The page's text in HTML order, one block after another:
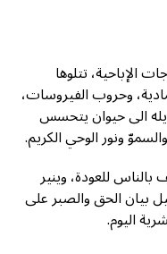
الإباحية، تتلوها
وحروب الفيروسات،
الى حيوان يتحسس
ونور الوحي الكريم.
بالناس للعودة، وينير
بيان الحق والصبر على
اليوم.